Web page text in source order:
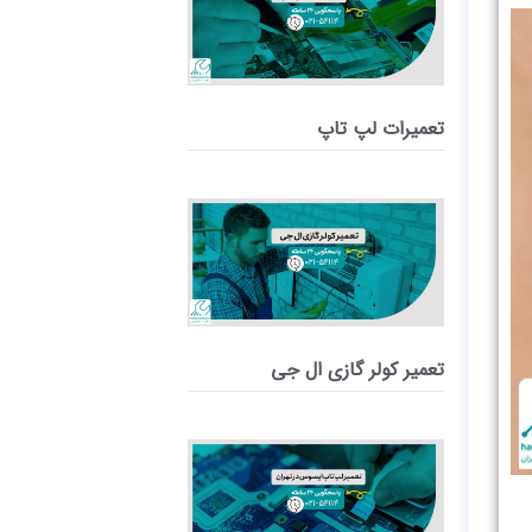
تعمیرات لپ تاپ
تعمیر کولر گازی ال جی